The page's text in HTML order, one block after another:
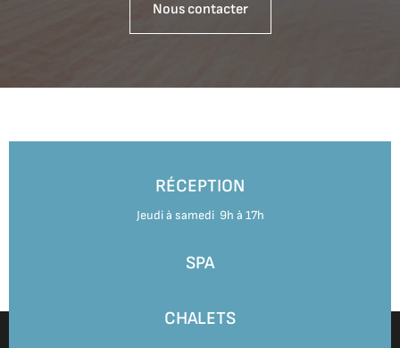
Nous contacter
RÉCEPTION
Jeudi à samedi 9h à 17h
SPA
CHALETS